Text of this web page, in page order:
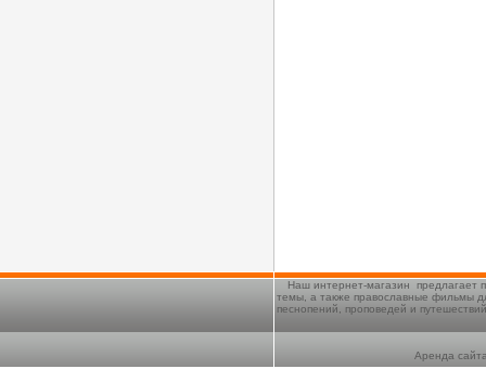
Наш интернет-магазин предлагает
темы, а также православные фильмы
песнопений, проповедей и
Аренда